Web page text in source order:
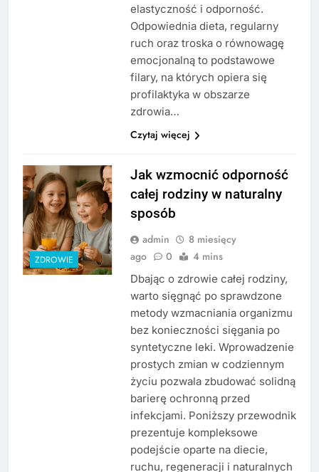
elastyczność i odporność.
Odpowiednia dieta, regularny
ruch oraz troska o równowagę
emocjonalną to podstawowe
filary, na których opiera się
profilaktyka w obszarze
zdrowia…
Czytaj więcej
ZDROWIE
Jak wzmocnić odporność
całej rodziny w naturalny
sposób
admin
8 miesięcy
ago
0 4 mins
Dbając o zdrowie całej rodziny,
warto sięgnąć po sprawdzone
metody wzmacniania organizmu
bez konieczności sięgania po
syntetyczne leki. Wprowadzenie
prostych zmian w codziennym
życiu pozwala zbudować solidną
barierę ochronną przed
infekcjami. Poniższy przewodnik
prezentuje kompleksowe
podejście oparte na diecie,
ruchu, regeneracji i naturalnych